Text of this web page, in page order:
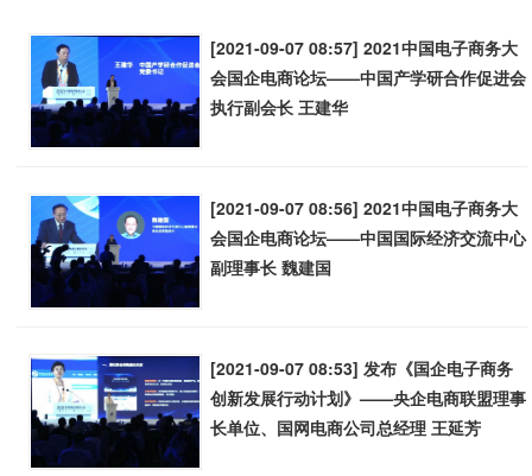
[2021-09-07 08:57] 2021中国电子商务大
会国企电商论坛——中国产学研合作促进会
执行副会长 王建华
[2021-09-07 08:56] 2021中国电子商务大
会国企电商论坛——中国国际经济交流中心
副理事长 魏建国
[2021-09-07 08:53] 发布《国企电子商务
创新发展行动计划》——央企电商联盟理事
长单位、国网电商公司总经理 王延芳